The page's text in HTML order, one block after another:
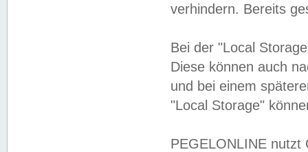
verhindern. Bereits
Bei der "Local
Diese können auch
und bei einem
"Local Storage"
PEGELONLINE nutzt